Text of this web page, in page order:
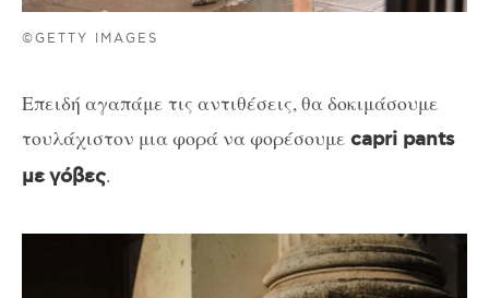
©GETTY IMAGES
Επειδή αγαπάμε τις αντιθέσεις, θα δοκιμάσουμε
τουλάχιστον μια φορά να φορέσουμε capri pants
μεγόβες.